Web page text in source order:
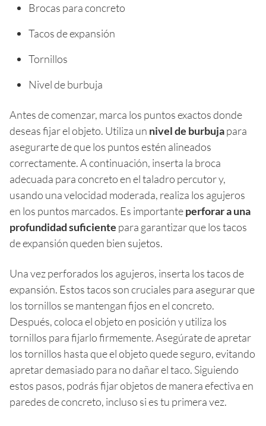
Brocas para concreto
Tacos de expansión
Tornillos
Nivel de burbuja
Antes de comenzar, marca los puntos exactos donde
deseas fijar el objeto. Utiliza un nivel de burbujapara
asegurarte de que los puntos estén alineados
correctamente. A continuación, inserta la broca
adecuada para concreto en el taladro percutor y,
usando una velocidad moderada, realiza los agujeros
en los puntos marcados. Es importanteperforar a una
profundidad suficiente para garantizar que los tacos
de expansión queden bien sujetos.
Una vez perforados los agujeros, inserta los tacos de
expansión. Estos tacos son cruciales para asegurar que
los tornillos se mantengan fijos en el concreto.
Después, coloca el objeto en posición y utiliza los
tornillos para fijarlo firmemente. Asegúrate de apretar
los tornillos hasta que el objeto quede seguro, evitando
apretar demasiado para no dañar el taco. Siguiendo
estos pasos, podrás fijar objetos de manera efectiva en
paredes de concreto, incluso si es tu primera vez.